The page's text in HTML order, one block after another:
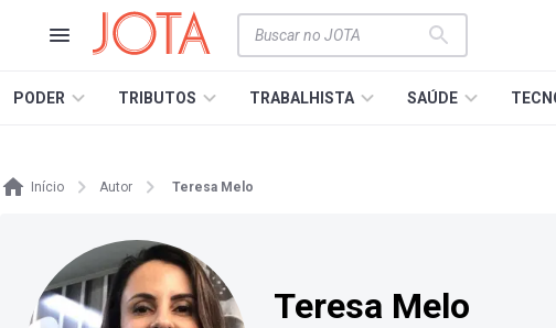
PODER TRIBUTOS TRABALHISTA SAÚDE
Início Autor Teresa Melo
Teresa Melo